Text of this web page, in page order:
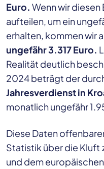
Euro. Wenn wir
aufteilen, um ein
erhalten, kommen wir
ungefähr 3.317 Euro.
Realität deutlich
2024 beträgt der
Jahresverdienst in
monatlich ungefähr
Diese Daten
Statistik über die Kluft
und dem